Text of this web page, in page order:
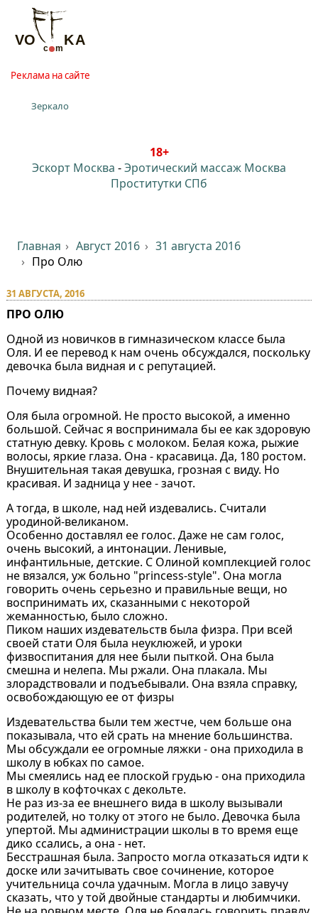
Реклама на сайте
Зеркало
18+
Эскорт Москва -Эротический массаж Москва
Проститутки СПб
Главная Август 2016
31 августа 2016
Про Олю
31 АВГУСТА, 2016
ПРО ОЛЮ
Одной из новичков в гимназическом классе была
Оля. И ее перевод к нам очень обсуждался, поскольку
девочка была видная и с репутацией.
Почему видная?
Оля была огромной. Не просто высокой, а именно
большой. Сейчас я воспринимала бы ее как здоровую
статную девку. Кровь с молоком. Белая кожа, рыжие
волосы, яркие глаза. Она - красавица. Да, 180 ростом.
Внушительная такая девушка, грозная с виду. Но
красивая. И задница у нее - зачот.
А тогда, в школе, над ней издевались. Считали
уродиной-великаном.
Особенно доставлял ее голос. Даже не сам голос,
очень высокий, а интонации. Ленивые,
инфантильные, детские. С Олиной комплекцией голос
не вязался, уж больно "princess-style". Она могла
говорить очень серьезно и правильные вещи, но
воспринимать их, сказанными с некоторой
жеманностью, было сложно.
Пиком наших издевательств была физра. При всей
своей стати Оля была неуклюжей, и уроки
физвоспитания для нее были пыткой. Она была
смешна и нелепа. Мы ржали. Она плакала. Мы
злорадствовали и подъебывали. Она взяла справку,
освобождающую ее от физры
Издевательства были тем жестче, чем больше она
показывала, что ей срать на мнение большинства.
Мы обсуждали ее огромные ляжки - она приходила в
школу в юбках по самое.
Мы смеялись над ее плоской грудью - она приходила
в школу в кофточках с декольте.
Не раз из-за ее внешнего вида в школу вызывали
родителей, но толку от этого не было. Девочка была
упертой. Мы администрации школы в то время еще
дико ссались, а она - нет.
Бесстрашная была. Запросто могла отказаться идти к
доске или зачитывать свое сочинение, которое
учительница сочла удачным. Могла в лицо завучу
сказать, что у той двойные стандарты и любимчики.